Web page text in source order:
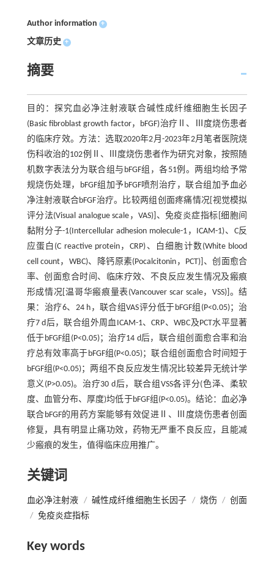
Author information +
文章历史 +
摘要
目的：探究血必净注射液联合碱性成纤维细胞生长因子
(Basic fibroblast growth factor，bFGF)治疗Ⅱ、Ⅲ度烧伤患者
的临床疗效。方法：选取2020年2月-2023年2月笔者医院烧
伤科收治的102例Ⅱ、Ⅲ度烧伤患者作为研究对象，按照随
机数字表法分为联合组与bFGF组，各51例。两组均给予常
规烧伤处理，bFGF组加予bFGF喷剂治疗，联合组加予血必
净注射液联合bFGF治疗。比较两组创面疼痛情况[视觉模拟
评分法(Visual analogue scale，VAS)]、免疫炎症指标[细胞间
黏附分子-1(Intercellular adhesion molecule-1，ICAM-1)、C反
应蛋白(C reactive protein，CRP)、白细胞计数(White blood
cell count，WBC)、降钙原素(Pocalcitonin，PCT)]、创面愈合
率、创面愈合时间、临床疗效、不良反应发生情况及瘢痕
形成情况[温哥华瘢痕量表(Vancouver scar scale，VSS)]。结
果：治疗6、24 h，联合组VAS评分低于bFGF组(P<0.05)；治
疗7 d后，联合组外周血ICAM-1、CRP、WBC及PCT水平显著
低于bFGF组(P<0.05)；治疗14 d后，联合组创面愈合率和治
疗总有效率高于bFGF组(P<0.05)；联合组创面愈合时间短于
bFGF组(P<0.05)；两组不良反应发生情况比较差异无统计学
意义(P>0.05)。治疗30 d后，联合组VSS各评分(色泽、柔软
度、血管分布、厚度)均低于bFGF组(P<0.05)。结论：血必净
联合bFGF的用药方案能够有效促进Ⅱ、Ⅲ度烧伤患者创面
修复，具有明显止痛功效，药物无严重不良反应，且能减
少瘢痕的发生，值得临床应用推广。
关键词
血必净注射液 / 碱性成纤维细胞生长因子 / 烧伤 / 创面
/ 免疫炎症指标
Key words